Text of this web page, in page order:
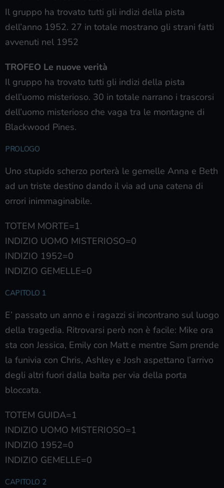
Il gruppo ha trovato tutti gli indizi della pista
dell’anno 1952. 27 in totale mostrano gli strani fatti
avvenuti nel 1952
TROFEO Le nuove verità
Il gruppo ha trovato tutti gli indizi della pista
dell’uomo misterioso. 30 in totale narrano i trascorsi
dell’uomo misterioso che vaga tra le montagne di
Blackwood Pines.
PROLOGO
Uno stupido scherzo porterà le gemelle Anna e Beth
ad un triste destino dando il via ad una catena di
orrori inimmaginabile.
TOTEM MORTE=1
INDIZIO UOMO MISTERIOSO=0
INDIZIO 1952=0
INDIZIO GEMELLE=0
CAPITOLO 1
E’ passato un anno e i ragazzi si incontrano sul luogo
della tragedia. Ritrovarsi però non è facile: Mike ora
sta con Jessica, Emily con Matt e mentre Sam prende
la funivia con Chris, Ashley e Josh aspettano l’arrivo
degli altri fuori dalla baita per via della porta
bloccata.
TOTEM GUIDA=1
INDIZIO UOMO MISTERIOSO=1
INDIZIO 1952=0
INDIZIO GEMELLE=0
CAPITOLO 2